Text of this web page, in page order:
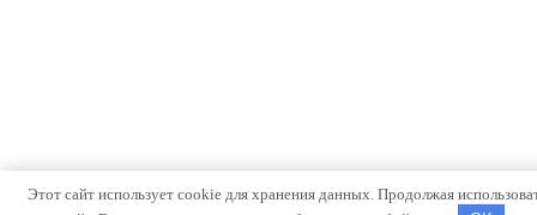
Этот сайт использует cookie для хранения данных. Продолжая